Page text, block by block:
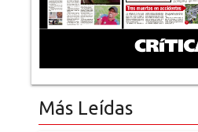
Más Leídas